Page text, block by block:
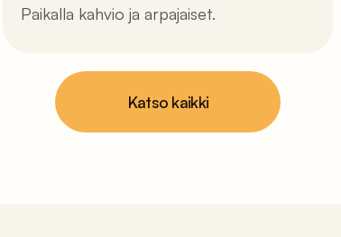
Paikalla kahvio ja arpajaiset.
Katso kaikki